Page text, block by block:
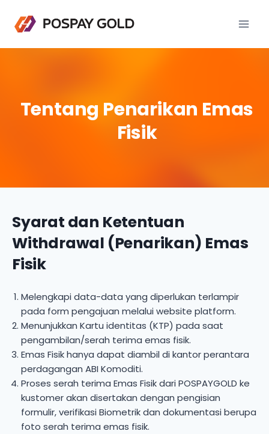
Tentang Penarikan Emas
Fisik
Syarat dan Ketentuan
Withdrawal (Penarikan) Emas
Fisik
Melengkapi data-data yang diperlukan terlampir
pada form pengajuan melalui website platform.
Menunjukkan Kartu identitas (KTP) pada saat
pengambilan/serah terima emas fisik.
Emas Fisik hanya dapat diambil di kantor perantara
perdagangan ABI Komoditi.
Proses serah terima Emas Fisik dari POSPAYGOLD ke
kustomer akan disertakan dengan pengisian
formulir, verifikasi Biometrik dan dokumentasi berupa
foto serah terima emas fisik.